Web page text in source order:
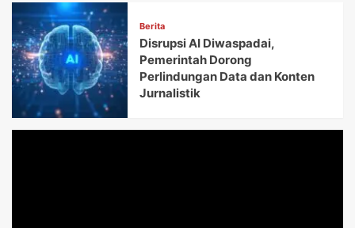
Berita
Disrupsi AI Diwaspadai,
Pemerintah Dorong
Perlindungan Data dan Konten
Jurnalistik